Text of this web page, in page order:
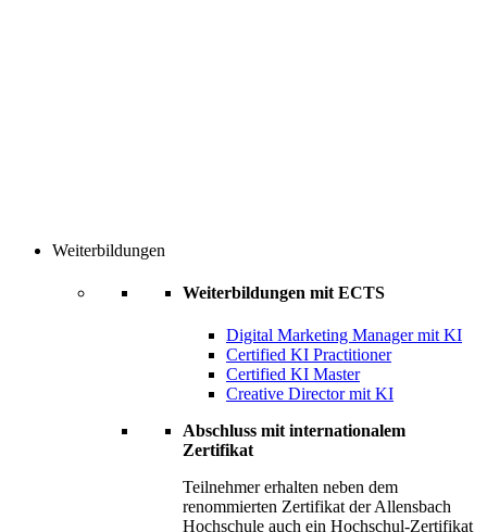
Weiterbildungen
Weiterbildungen mit ECTS
Digital Marketing Manager mit KI
Certified KI Practitioner
Certified KI Master
Creative Director mit KI
Abschluss mit internationalem
Zertifikat
Teilnehmer erhalten neben dem
renommierten Zertifikat der Allensbach
Hochschule auch ein Hochschul-Zertifikat